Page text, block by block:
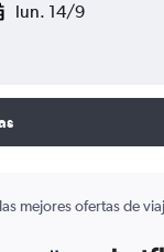
lun. 14/9
mejores ofertas de